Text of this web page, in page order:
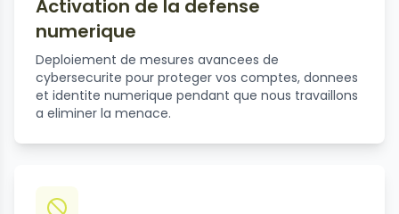
Activation de la defense
numerique
Deploiement de mesures avancees de
cybersecurite pour proteger vos comptes, donnees
et identite numerique pendant que nous travaillons
a eliminer la menace.